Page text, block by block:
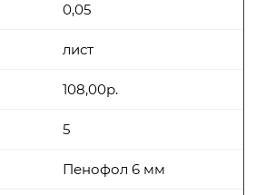
0,05
лист
108,00р.
5
Пенофол 6 мм